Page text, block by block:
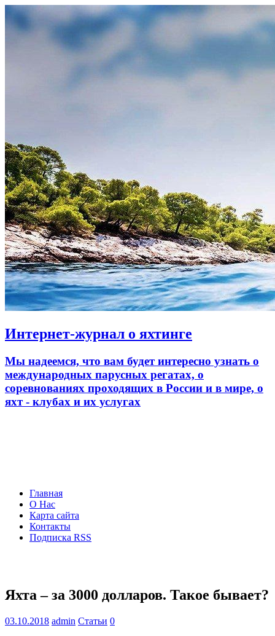
Интернет-журнал о яхтинге
Мы надеемся, что вам будет интересно узнать о
международных парусных регатах, о
соревнованиях проходящих в России и в мире, о
яхт - клубах и их услугах
Главная
О Нас
Карта сайта
Контакты
Подписка RSS
Яхта – за 3000 долларов. Такое бывает?
03.10.2018 admin Статьи 0